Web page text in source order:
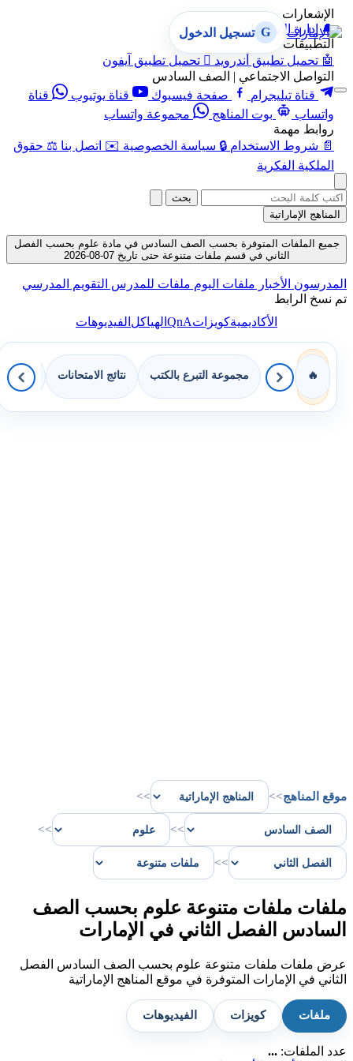
الإشعارات
🔔 إدارة الإشعارات
التطبيقات
🤖 تحميل تطبيق أندرويد  تحميل تطبيق آيفون
التواصل الاجتماعي | الصف السادس
قناة تيليجرام
صفحة فيسبوك قناة يوتيوب
قناة
واتساب
بوت المناهج
مجموعة واتساب
روابط مهمة
📄 شروط الاستخدام 🔒 سياسة الخصوصية ✉️ اتصل بنا ⚖️ حقوق
الملكية الفكرية
G تسجيل الدخول
بحث
المناهج الإماراتية
جميع الملفات المتوفرة بحسب الصف السادس في مادة علوم بحسب الفصل
الثاني في قسم ملفات متنوعة حتى تاريخ 07-08-2026
المدرسون الأخبار ملفات اليوم ملفات للمدرس التقويم المدرسي
تم نسخ الرابط
الأكاديميةكويزاتQnAالهياكلالفيديوهات
🔥 مجموعة التبرع بالكتب نتائج الامتحانات
موقع المناهج>>
>>
>>
>>
>>
ملفات ملفات متنوعة علوم بحسب الصف
السادس الفصل الثاني في الإمارات
عرض ملفات ملفات متنوعة علوم بحسب الصف السادس الفصل
الثاني في الإمارات المتوفرة في موقع المناهج الإماراتية
ملفات كويزات الفيديوهات
عدد الملفات: ...